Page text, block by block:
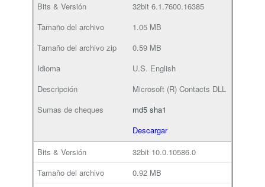
32bit 6.1.7600.16385
1.05 MB
0.59 MB
U.S. English
Microsoft (R) Contacts DLL
md5 sha1
Descargar
32bit 10.0.10586.0
0.92 MB